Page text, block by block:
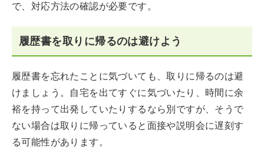
で、対応方法の確認が必要です。
履歴書を取りに帰るのは避けよう
履歴書を忘れたことに気づいても、取りに帰るのは避
けましょう。自宅を出てすぐに気づいたり、時間に余
裕を持って出発していたりするなら別ですが、そうで
ない場合は取りに帰っていると面接や説明会に遅刻す
る可能性があります。